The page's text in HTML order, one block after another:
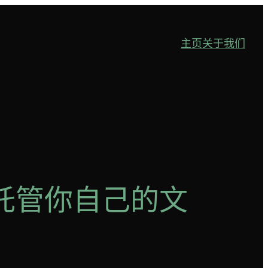
主页关于我们
管你自己的文